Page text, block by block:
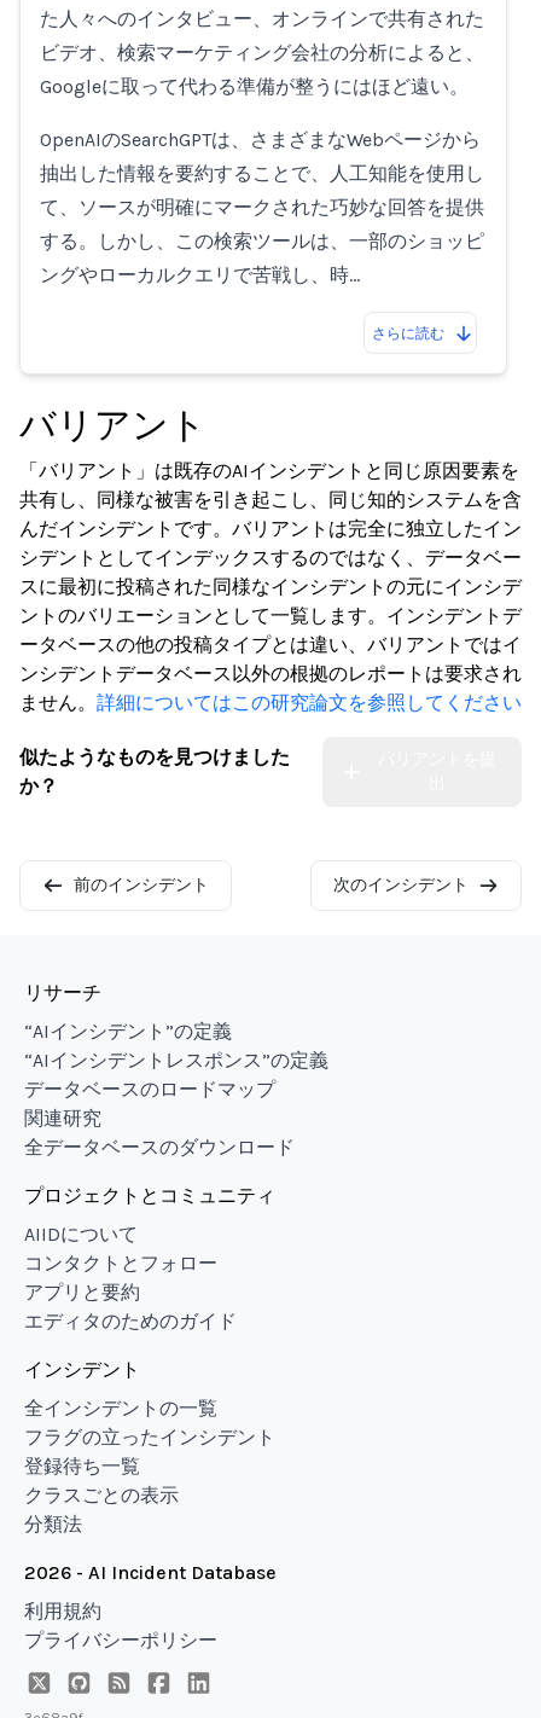
た人々へのインタビュー、オンラインで共有された
ビデオ、検索マーケティング会社の分析によると、
Googleに取って代わる準備が整うにはほど遠い。
OpenAIのSearchGPTは、さまざまなWebページから
抽出した情報を要約することで、人工知能を使用し
て、ソースが明確にマークされた巧妙な回答を提供
する。しかし、この検索ツールは、一部のショッピ
ングやローカルクエリで苦戦し、時…
さらに読む
バリアント
「バリアント」は既存のAIインシデントと同じ原因要素を
共有し、同様な被害を引き起こし、同じ知的システムを含
んだインシデントです。バリアントは完全に独立したイン
シデントとしてインデックスするのではなく、データベー
スに最初に投稿された同様なインシデントの元にインシデ
ントのバリエーションとして一覧します。インシデントデ
ータベースの他の投稿タイプとは違い、バリアントではイ
ンシデントデータベース以外の根拠のレポートは要求され
ません。 詳細についてはこの研究論文を参照してください
似たようなものを見つけました
か？
前のインシデント 次のインシデント
リサーチ
“AIインシデント”の定義
“AIインシデントレスポンス”の定義
データベースのロードマップ
関連研究
全データベースのダウンロード
プロジェクトとコミュニティ
AIIDについて
コンタクトとフォロー
アプリと要約
エディタのためのガイド
インシデント
全インシデントの一覧
フラグの立ったインシデント
登録待ち一覧
クラスごとの表示
分類法
2026 - AI Incident Database
利用規約
プライバシーポリシー